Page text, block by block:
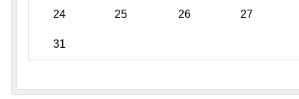
24 25 26 27
31